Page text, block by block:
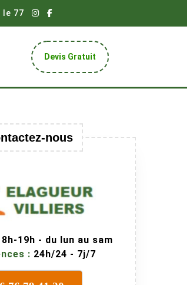
le 77
Devis Gratuit Get
A
nous
8h-19h - du lun au sam
: 24h/24 - 7j/7